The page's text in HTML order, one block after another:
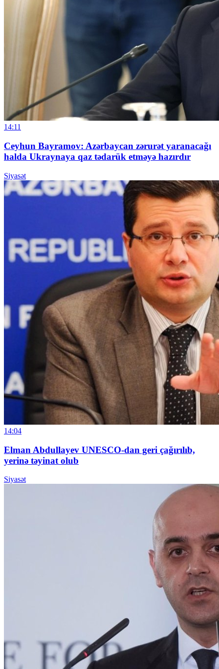
14:11
Ceyhun Bayramov: Azərbaycan zərurət yaranacağı
halda Ukraynaya qaz tədarük etməyə hazırdır
Siyasət
14:04
Elman Abdullayev UNESCO-dan geri çağırılıb,
yerinə təyinat olub
Siyasət